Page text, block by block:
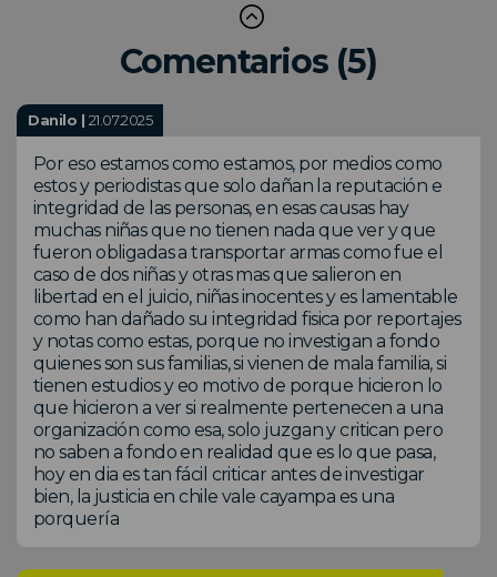
Comentarios (5)
Danilo | 21.07.2025
Por eso estamos como estamos, por medios como
estos y periodistas que solo dañan la reputación e
integridad de las personas, en esas causas hay
muchas niñas que no tienen nada que ver y que
fueron obligadas a transportar armas como fue el
caso de dos niñas y otras mas que salieron en
libertad en el juicio, niñas inocentes y es lamentable
como han dañado su integridad fisica por reportajes
y notas como estas, porque no investigan a fondo
quienes son sus familias, si vienen de mala familia, si
tienen estudios y eo motivo de porque hicieron lo
que hicieron a ver si realmente pertenecen a una
organización como esa, solo juzgan y critican pero
no saben a fondo en realidad que es lo que pasa,
hoy en dia es tan fácil criticar antes de investigar
bien, la justicia en chile vale cayampa es una
porquería